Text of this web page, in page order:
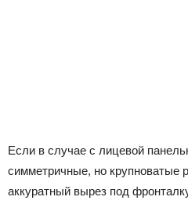
Если в случае с лицевой
симметричные, но крупноватые
аккуратный вырез под